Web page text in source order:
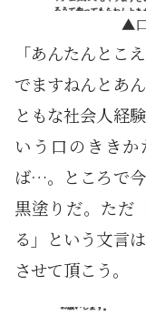
「あんたんとこ
でますねんとあ
ともな社会人経
いう口のきき
ば…。ところで
黒塗りだ。ただ
る」という文言
させて頂こう。